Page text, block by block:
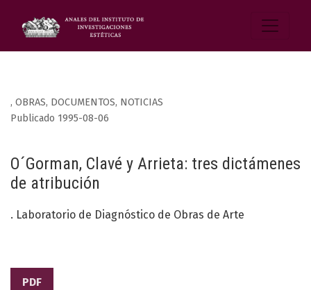
, OBRAS, DOCUMENTOS, NOTICIAS
O´Gorman, Clavé y Arrieta: tres dictámenes
de atribución
Publicado 1995-08-06
. Laboratorio de Diagnóstico de Obras de Arte
PDF